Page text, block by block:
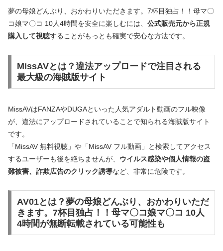
夢の母娘どんぶり、おかわりいただきます。7杯目独占！！母マ〇
コ娘マ〇コ 10人4時間を安全に楽しむには、 公式販売元から正規
購入して視聴することがもっとも確実で安心な方法です。
MissAVとは？違法アップロードで注目される
最大級の海賊版サイト
MissAVはFANZAやDUGAといった人気アダルト動画のフル映像
が、違法にアップロードされていることで知られる海賊版サイト
です。
「MissAV 無料視聴」や「MissAV フル動画」と検索してアクセス
するユーザーも後を絶ちませんが、 ウイルス感染や個人情報の盗
難被害、詐欺広告のクリック誘導など、非常に危険です。
AV01とは？ 夢の母娘どんぶり、おかわりいただ
きます。7杯目独占！！母マ〇コ娘マ〇コ 10人
4時間が無断転載されている可能性も